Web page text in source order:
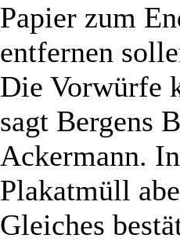
Papier zum
entfernen
Die Vorwürfe
sagt Bergens
Ackermann.
Plakatmüll
Gleiches